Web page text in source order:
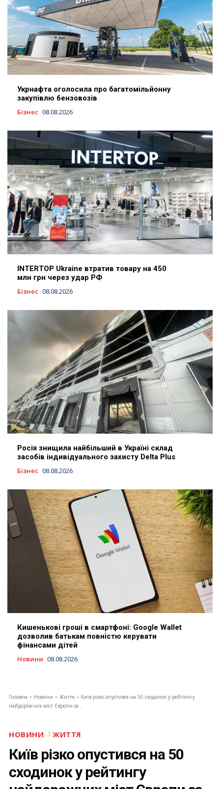
Укрнафта оголосила про багатомільйонну
закупівлю бензовозів
Бізнес 08.08.2026
INTERTOP Ukraine втратив товару на 450
млн грн через удар РФ
Бізнес 08.08.2026
Росія знищила найбільший в Україні склад
засобів індивідуального захисту Delta Plus
Бізнес 08.08.2026
Кишенькові гроші в смартфоні: Google Wallet
дозволив батькам повністю керувати
фінансами дітей
Новини 08.08.2026